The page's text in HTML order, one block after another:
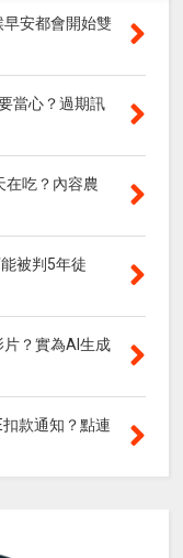
安都會開始雙
當心？過期訊
在吃？內容農
被判5年徒
片？實為AI生成
扣款通知？點連